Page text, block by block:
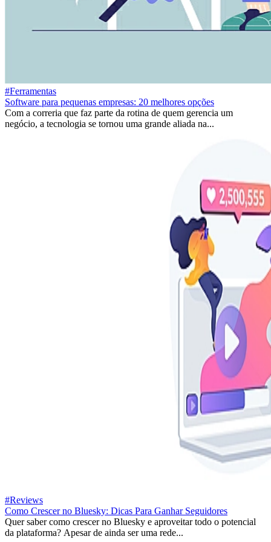
#Ferramentas
Software para pequenas empresas: 20 melhores opções
Com a correria que faz parte da rotina de quem gerencia um
negócio, a tecnologia se tornou uma grande aliada na...
#Reviews
Como Crescer no Bluesky: Dicas Para Ganhar Seguidores
Quer saber como crescer no Bluesky e aproveitar todo o potencial
da plataforma? Apesar de ainda ser uma rede...